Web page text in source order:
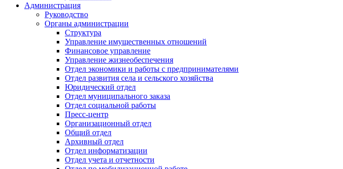
Администрация
Руководство
Органы администрации
Структура
Управление имущественных отношений
Финансовое управление
Управление жизнеобеспечения
Отдел экономики и работы с предпринимателями
Отдел развития села и сельского хозяйства
Юридический отдел
Отдел муниципального заказа
Отдел социальной работы
Пресс-центр
Организационный отдел
Общий отдел
Архивный отдел
Отдел информатизации
Отдел учета и отчетности